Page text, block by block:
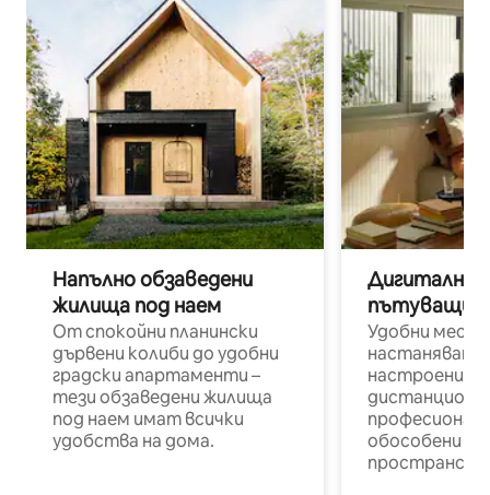
Напълно обзаведени
жилища под наем
От спокойни планински
дървени колиби до удобни
градски апартаменти –
тези обзаведени жилища
под наем имат всички
удобства на дома.
Дигитални
пътуващи
Удобни
настаняване
настроени и
обособени